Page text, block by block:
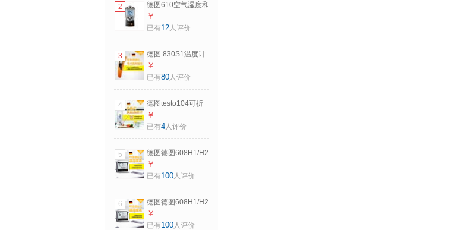
2
德图610空气湿度和
温度测量仪温湿度
计温湿度表
￥
已有12人评价
3
德图 830S1温度计
红外测温仪手持高
精度红外线测温仪
￥
已有80人评价
4
德图testo104可折
叠式防水温度计测
温仪温度测量食品
￥
已有4人评价
5
德图德图608H1/H2
露点温湿度计可挂
墙台式温湿度表专
￥
已有100人评价
6
德图德图608H1/H2
露点温湿度计可挂
墙台式温湿度表专
￥
已有100人评价